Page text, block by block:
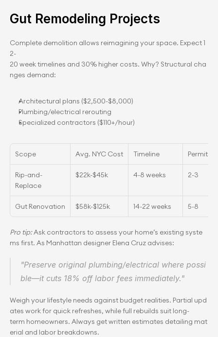
Gut Remodeling Projects
Complete demolition allows reimagining your space. Expect 1
2-
20 week timelines and 30% higher costs. Why? Structural cha
nges demand:
Architectural plans ($2,500-$8,000)
Plumbing/electrical rerouting
Specialized contractors ($110+/hour)
Scope Avg. NYC Cost Timeline Permits
Rip-and-
Replace
$22k-$45k 4-8 weeks 2-3
Gut Renovation $58k-$125k 14-22 weeks 5-8
Pro tip: Ask contractors to assess your home’s existing syste
ms first. As Manhattan designer Elena Cruz advises:
"Preserve original plumbing/electrical where possi
ble—it cuts 18% off labor fees immediately."
Weigh your lifestyle needs against budget realities. Partial upd
ates work for quick refreshes, while full rebuilds suit long-
term homeowners. Always get written estimates detailing mat
erial and labor breakdowns.